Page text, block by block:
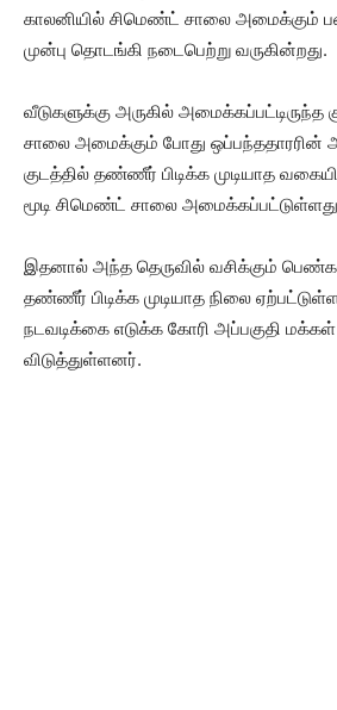
காலனியில் சிமெண்ட் சாலை அமைக்கும்
முன்பு தொடங்கி நடைபெற்று வருகின்றது.
வீடுகளுக்கு அருகில் அமைக்கப்பட்டிருந்த
சாலை அமைக்கும் போது ஒப்பந்ததாரரின்
குடத்தில் தண்ணீர் பிடிக்க முடியாத
மூடி சிமெண்ட் சாலை
இதனால் அந்த தெருவில் வசிக்கும் பெண்கள்
தண்ணீர் பிடிக்க முடியாத நிலை
நடவடிக்கை எடுக்க கோரி அப்பகுதி
விடுத்துள்ளனர்.